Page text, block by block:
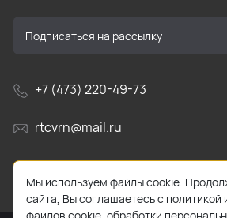
+7 (473) 220-49-73
rtcvrn@mail.ru
г. Воронеж, Ленинский
Мы используем файлы cookie.
сайта, Вы соглашаетесь с политикой